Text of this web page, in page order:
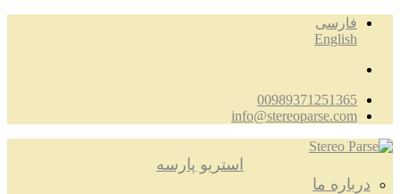
فارسی
English
00989371251365
info@stereoparse.com
استریو پارسه
درباره ما